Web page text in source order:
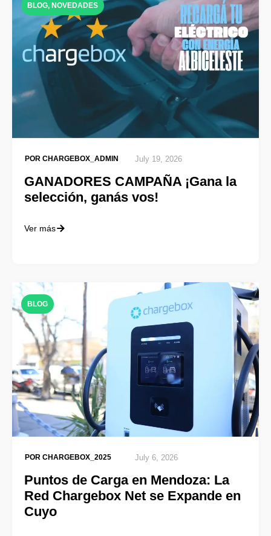
BLOG, NOVEDADES
POR CHARGEBOX_ADMIN July 19, 2026
GANADORES CAMPAÑA ¡Gana la
selección, ganás vos!
Ver más
BLOG
POR CHARGEBOX_2025 July 6, 2026
Puntos de Carga en Mendoza: La
Red Chargebox Net se Expande en
Cuyo